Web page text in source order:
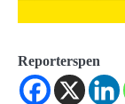
Reporterspen